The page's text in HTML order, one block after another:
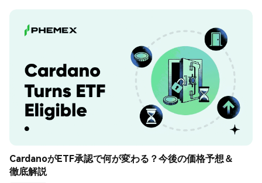
CardanoがETF承認で何が変わる？今後の価格予想＆
徹底解説